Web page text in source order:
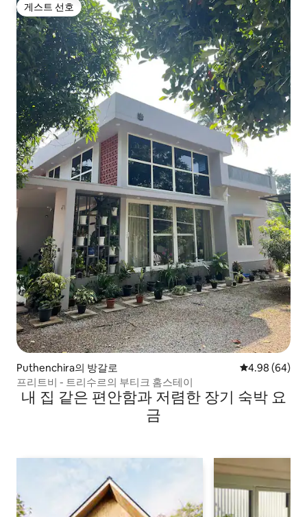
게스트 선호
게스트 선호
Puthenchira의 방갈로 평점 4.98점(5
4.98 (64)
프리트비 - 트리수르의 부티크 홈스테이
내 집 같은 편안함과 저렴한 장기 숙박 요
금